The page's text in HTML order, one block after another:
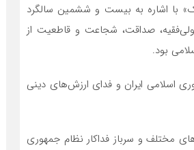
با اشاره به بیست و ششمین سالگرد
صداقت، شجاعت و قاطعیت از
بود‌.
اسلامی ایران و فدای ارزش‌های دینی
مختلف و سرباز فداکار نظام جمهوری